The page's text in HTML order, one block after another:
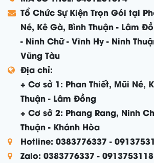
Tổ Chức Sự Kiện Trọn Gói tại
Né, Kê Gà, Bình Thuận - Lâm
- Ninh Chữ - Vĩnh Hy - Ninh
Vũng Tàu
Địa chỉ:
+ Cơ sở 1: Phan Thiết, Mũi Né,
Thuận - Lâm Đồng
+ Cơ sở 2: Phang Rang, Ninh
Thuận - Khánh Hòa
Hotline: 0383776337 -
Zalo: 0383776337 -